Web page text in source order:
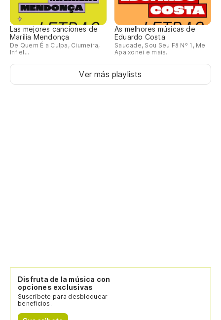
Las mejores canciones de
Marília Mendonça
De Quem É a Culpa, Ciumeira,
Infiel...
As melhores músicas de
Eduardo Costa
Saudade, Sou Seu Fã Nº 1, Me
Apaixonei e mais.
Ver más playlists
Disfruta de la música con
opciones exclusivas
Suscríbete para desbloquear
beneficios.